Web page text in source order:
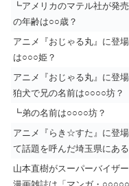
┗アメリカのマテル社が発
の年齢は○○歳？
アニメ『おじゃる丸』に登
は○○○姫？
アニメ『おじゃる丸』に登
狛犬で兄の名前は○○○○坊？
┗弟の名前は○○○○坊？
アニメ『らき☆すた』に登
て話題を呼んだ埼玉県にあ
山本直樹がスーパーバイザ